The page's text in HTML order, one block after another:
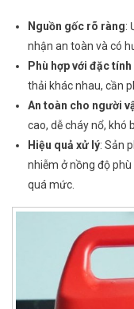
Nguồn gốc rõ ràng:
nhận an toàn và có
Phù hợp với đặc
thải khác nhau, cần
An toàn cho người
cao, dễ cháy nổ, khó
Hiệu quả xử lý: Sản
nhiễm ở nồng độ
quá mức.